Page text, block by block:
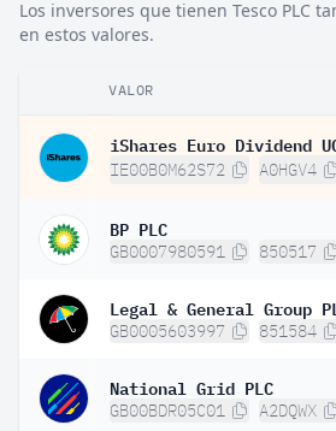
Los inversores que tienen Tesco PLC
en estos valores.
VALOR
iShares Euro Dividend
IE00B0M62S72 A0HGV4
BP PLC
GB0007980591 850517
Legal & General Group
GB0005603997 851584
National Grid PLC
GB00BDR05C01 A2DQWX